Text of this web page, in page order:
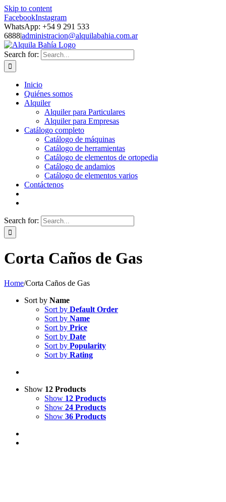
Skip to content
FacebookInstagram
WhatsApp: +54 9 291 533
6888|administracion@alquilabahia.com.ar
Search for:
Inicio
Quiénes somos
Alquiler
Alquiler para Particulares
Alquiler para Empresas
Catálogo completo
Catálogo de máquinas
Catálogo de herramientas
Catálogo de elementos de ortopedia
Catálogo de andamios
Catálogo de elementos varios
Contáctenos
Search for:
Corta Caños de Gas
Home/Corta Caños de Gas
Sort by Name
Sort by Default Order
Sort by Name
Sort by Price
Sort by Date
Sort by Popularity
Sort by Rating
Show 12 Products
Show 12 Products
Show 24 Products
Show 36 Products